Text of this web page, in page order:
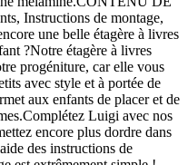
Instructions de montage,
une belle étagère à livres
?Notre étagère à livres
progéniture, car elle vous
avec style et à portée de
aux enfants de placer et de
Luigi avec nos
encore plus dordre dans
des instructions de